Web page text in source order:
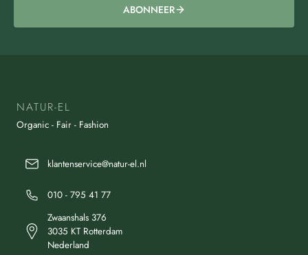
ABONNEER
NATUR-EL
Organic - Fair - Fashion
klantenservice@natur-el.nl
010 - 795 41 77
Zwaanshals 376
3035 KT Rotterdam
Nederland